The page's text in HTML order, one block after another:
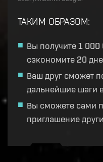
ТАКИМ ОБРАЗОМ:
Вы получите 1
сэкономите 20
Ваш друг сможет
дальнейшие шаги
Вы сможете сами
приглашение